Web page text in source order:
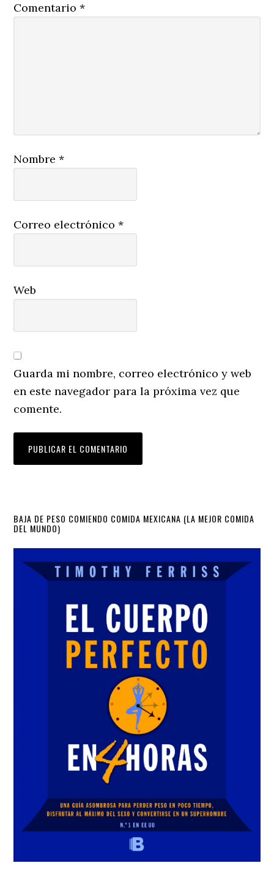
Comentario*
Nombre*
Correo electrónico*
Web
Guarda mi nombre, correo electrónico y web
en este navegador para la próxima vez que
comente.
Primary
Sidebar
BAJA DE PESO COMIENDO COMIDA MEXICANA (LA MEJOR COMIDA
DEL MUNDO)